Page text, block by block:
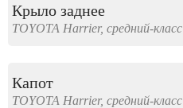
Крыло заднее
TOYOTA Harrier, средний-класс
Капот
TOYOTA Harrier, средний-класс